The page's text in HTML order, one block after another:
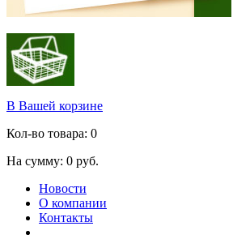
В Вашей корзине
Кол-во товара: 0
На сумму: 0 руб.
Новости
О компании
Контакты